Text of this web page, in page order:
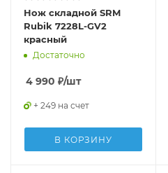
Нож складной SRM
Rubik 7228L-GV2
красный
Достаточно
4 990 ₽/шт
+ 249 на счет
В КОРЗИНУ